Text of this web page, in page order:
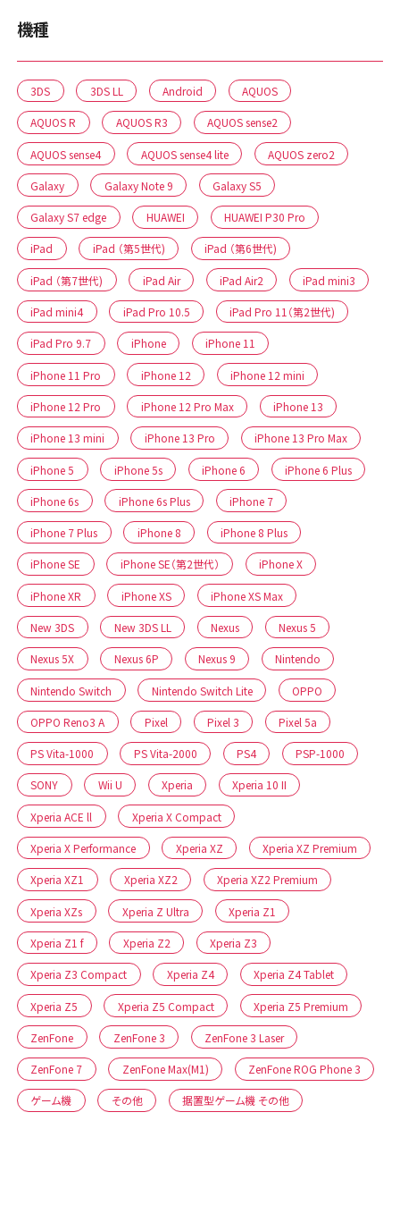
機種
3DS 3DS LL Android AQUOS
AQUOS R AQUOS R3 AQUOS sense2
AQUOS sense4 AQUOS sense4 lite AQUOS zero2
Galaxy Galaxy Note 9 Galaxy S5
Galaxy S7 edge HUAWEI HUAWEI P30 Pro
iPad iPad （第5世代) iPad （第6世代)
iPad （第7世代) iPad Air iPad Air2 iPad mini3
iPad mini4 iPad Pro 10.5 iPad Pro 11（第2世代)
iPad Pro 9.7 iPhone iPhone 11
iPhone 11 Pro iPhone 12 iPhone 12 mini
iPhone 12 Pro iPhone 12 Pro Max iPhone 13
iPhone 13 mini iPhone 13 Pro iPhone 13 Pro Max
iPhone 5 iPhone 5s iPhone 6 iPhone 6 Plus
iPhone 6s iPhone 6s Plus iPhone 7
iPhone 7 Plus iPhone 8 iPhone 8 Plus
iPhone SE iPhone SE（第2世代） iPhone X
iPhone XR iPhone XS iPhone XS Max
New 3DS New 3DS LL Nexus Nexus 5
Nexus 5X Nexus 6P Nexus 9 Nintendo
Nintendo Switch Nintendo Switch Lite OPPO
OPPO Reno3 A Pixel Pixel 3 Pixel 5a
PS Vita-1000 PS Vita-2000 PS4 PSP-1000
SONY Wii U Xperia Xperia 10 II
Xperia ACE ll Xperia X Compact
Xperia X Performance Xperia XZ Xperia XZ Premium
Xperia XZ1 Xperia XZ2 Xperia XZ2 Premium
Xperia XZs Xperia Z Ultra Xperia Z1
Xperia Z1 f Xperia Z2 Xperia Z3
Xperia Z3 Compact Xperia Z4 Xperia Z4 Tablet
Xperia Z5 Xperia Z5 Compact Xperia Z5 Premium
ZenFone ZenFone 3 ZenFone 3 Laser
ZenFone 7 ZenFone Max(M1) ZenFone ROG Phone 3
ゲーム機 その他 据置型ゲーム機 その他